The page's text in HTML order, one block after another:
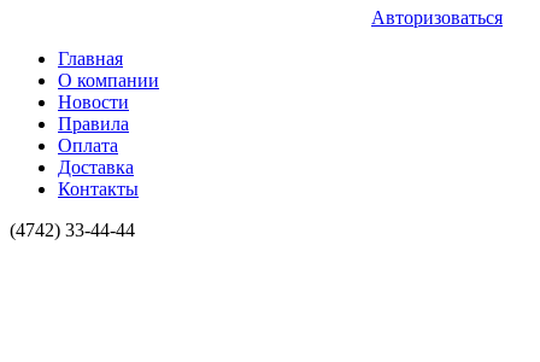
Авторизоваться
Главная
О компании
Новости
Правила
Оплата
Доставка
Контакты
(4742) 33-44-44